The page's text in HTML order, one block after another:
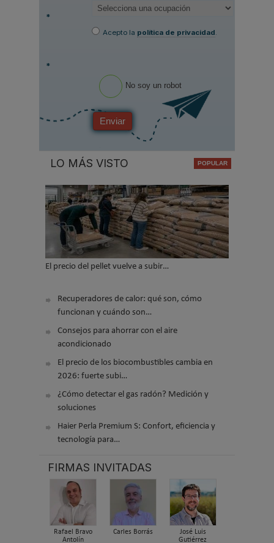
*
Acepto la política de privacidad
*
No soy un robot
Enviar
LO MÁS VISTO
El precio del pellet vuelve a subir…
Recuperadores de calor: qué son, cómo
funcionan y cuándo son…
Consejos para ahorrar con el aire
acondicionado
El precio de los biocombustibles cambia en
2026: fuerte subi…
¿Cómo detectar el gas radón? Medición y
soluciones
Haier Perla Premium S: Confort, eficiencia y
tecnología para…
FIRMAS INVITADAS
Rafael Bravo
Antolín
Carles Borrás
José Luis
Gutiérrez